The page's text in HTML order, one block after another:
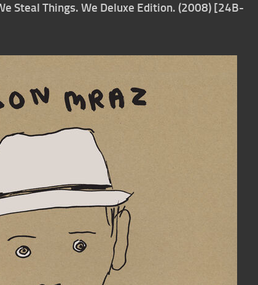
Steal Things. We Deluxe Edition. (2008) [24B-